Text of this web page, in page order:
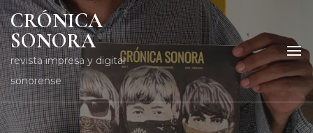
CRÓNICA
SONORA
revista impresa y digital
sonorense